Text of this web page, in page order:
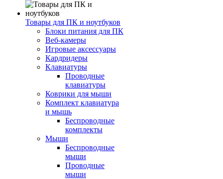
Товары для ПК и ноутбуков
Блоки питания для ПК
Веб-камеры
Игровые аксессуары
Кардридеры
Клавиатуры
Проводные
клавиатуры
Коврики для мыши
Комплект клавиатура
и мышь
Беспроводные
комплекты
Мыши
Беспроводные
мыши
Проводные
мыши